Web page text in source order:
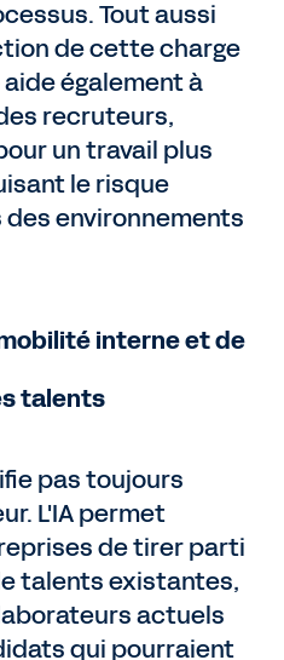
Tout aussi
de cette charge
également à
recruteurs,
un travail plus
le risque
environnements
interne et de
talents
pas toujours
L'IA permet
de tirer parti
talents existantes,
actuels
qui pourraient